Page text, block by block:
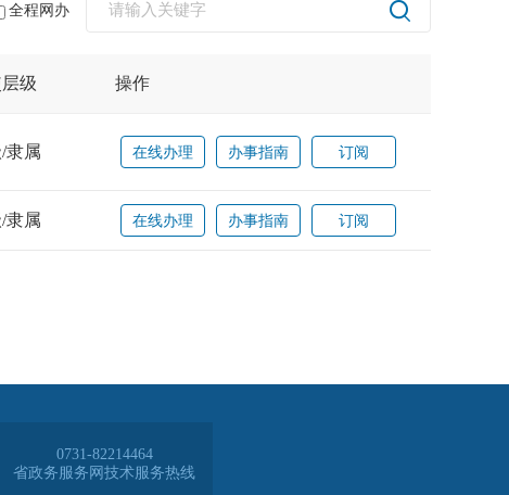
全程网办
0731-82214464
省政务服务网技术服务热线